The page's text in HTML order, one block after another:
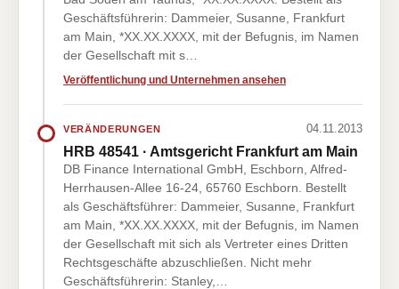
Geschäftsführerin: Dammeier, Susanne, Frankfurt
am Main, *XX.XX.XXXX, mit der Befugnis, im Namen
der Gesellschaft mit s…
Veröffentlichung und Unternehmen ansehen
VERÄNDERUNGEN 04.11.2013
HRB 48541 · Amtsgericht Frankfurt am Main
DB Finance International GmbH, Eschborn, Alfred-
Herrhausen-Allee 16-24, 65760 Eschborn. Bestellt
als Geschäftsführer: Dammeier, Susanne, Frankfurt
am Main, *XX.XX.XXXX, mit der Befugnis, im Namen
der Gesellschaft mit sich als Vertreter eines Dritten
Rechtsgeschäfte abzuschließen. Nicht mehr
Geschäftsführerin: Stanley,…